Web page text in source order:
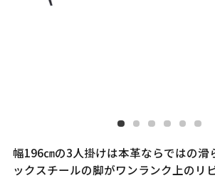
幅196㎝の3人掛けは本革ならではの滑
ックスチールの脚がワンランク上のリ